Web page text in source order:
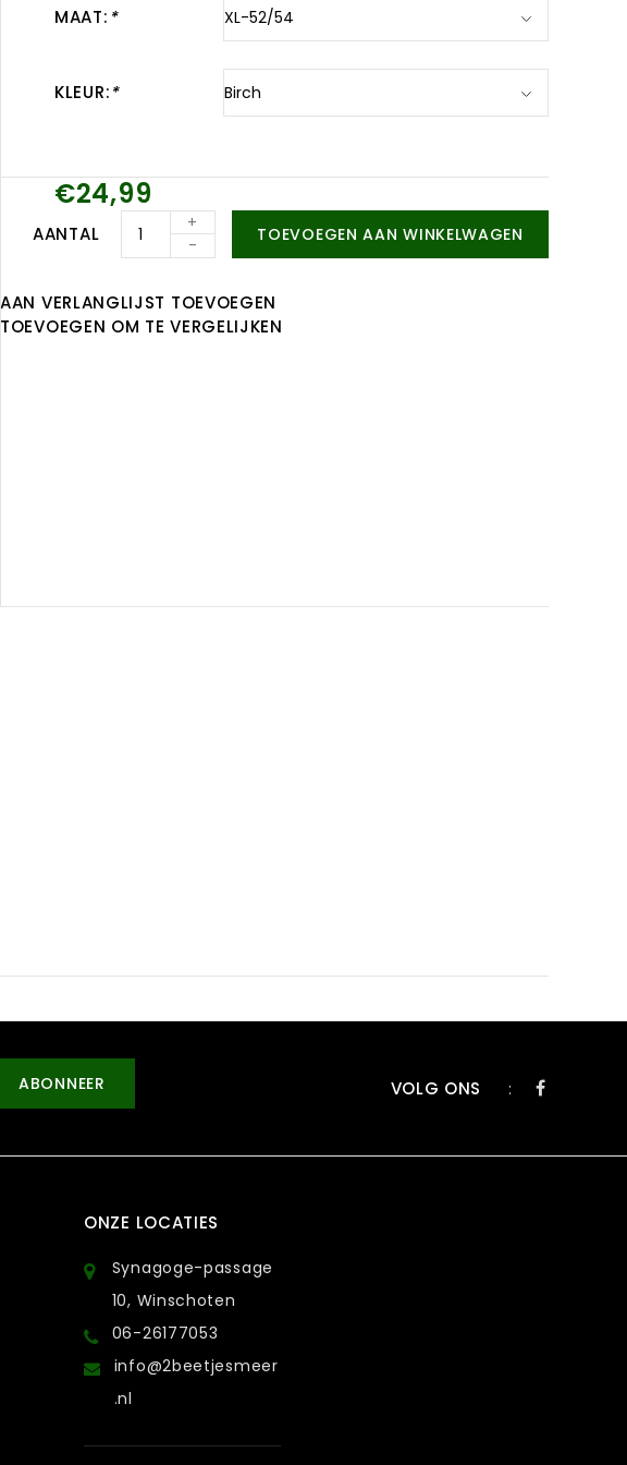
MAAT: *
KLEUR:*
€24,99
AANTAL
+
-
TOEVOEGEN AAN WINKELWAGEN
AAN VERLANGLIJST TOEVOEGEN
TOEVOEGEN OM TE VERGELIJKEN
ABONNEER VOLG ONS :
ONZE LOCATIES
Synagoge-passage
10, Winschoten
06-26177053
info@2beetjesmeer
.nl